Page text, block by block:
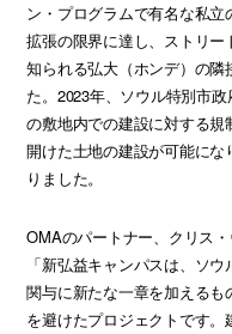
ン・プログラムで有名な私
拡張の限界に達し、ストリ
知られる弘大（ホンデ）の
た。2023年、ソウル特別市
の敷地内での建設に対する
開けた土地の建設が可能に
りました。
OMAのパートナー、クリス
「新弘益キャンパスは、ソ
関与に新たな一章を加えるも
を避けたプロジェクトです